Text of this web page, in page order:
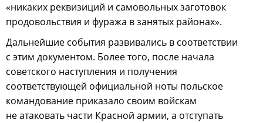
«никаких реквизиций и самовольных заготовок
продовольствия и фуража в занятых районах».
Дальнейшие события развивались в соответствии
с этим документом. Более того, после начала
советского наступления и получения
соответствующей официальной ноты польское
командование приказало своим войскам
не атаковать части Красной армии, а отступать